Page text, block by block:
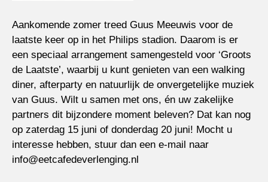
Aankomende zomer treed Guus Meeuwis voor de
laatste keer op in het Philips stadion. Daarom is er
een speciaal arrangement samengesteld voor ‘Groots
de Laatste’, waarbij u kunt genieten van een walking
diner, afterparty en natuurlijk de onvergetelijke muziek
van Guus. Wilt u samen met ons, én uw zakelijke
partners dit bijzondere moment beleven? Dat kan nog
op zaterdag 15 juni of donderdag 20 juni! Mocht u
interesse hebben, stuur dan een e-mail naar
info@eetcafedeverlenging.nl